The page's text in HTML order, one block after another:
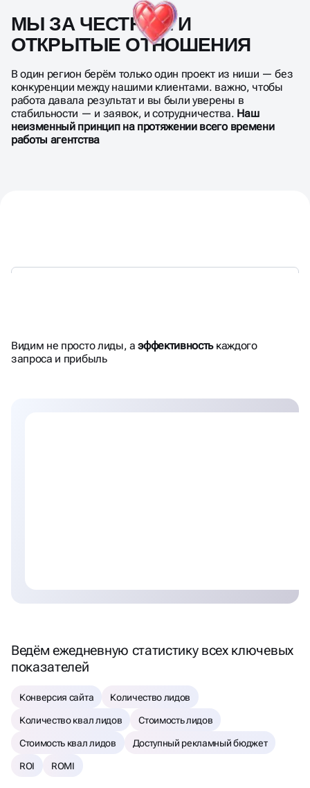
МЫ ЗА ЧЕСТНЫЕ И
ОТКРЫТЫЕ ОТНОШЕНИЯ
В один регион берём только один проект из ниши — без
конкуренции между нашими клиентами. важно, чтобы
работа давала результат и вы были уверены в
стабильности — и заявок, и сотрудничества. Наш
неизменный принцип на протяжении всего времени
работы агентства
ПОНЯТНЫЕ ОТЧЕТЫ
Видим не просто лиды, аэффективностькаждого
запроса и прибыль
Ведём ежедневную статистику всех ключевых
показателей
Конверсия сайта Количество лидов
Количество квал лидов Стоимость лидов
Стоимость квал лидов Доступный рекламный бюджет
ROI ROMI